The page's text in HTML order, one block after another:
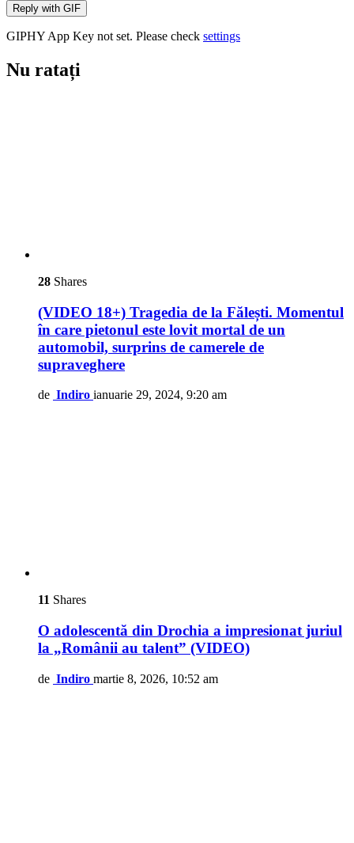
Reply with GIF
GIPHY App Key not set. Please check settings
Nu ratați
28 Shares
(VIDEO 18+) Tragedia de la Fălești. Momentul
în care pietonul este lovit mortal de un
automobil, surprins de camerele de
supraveghere
de Indiro ianuarie 29, 2024, 9:20 am
11 Shares
O adolescentă din Drochia a impresionat juriul
la „Românii au talent” (VIDEO)
de Indiro martie 8, 2026, 10:52 am